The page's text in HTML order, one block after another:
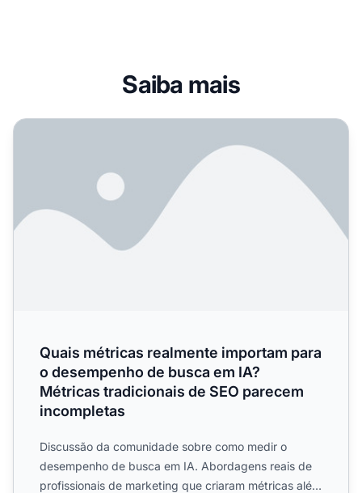
Saiba mais
Quais métricas realmente importam para o desempenho
Quais métricas realmente importam para
o desempenho de busca em IA?
Métricas tradicionais de SEO parecem
incompletas
Discussão da comunidade sobre como medir o
desempenho de busca em IA. Abordagens reais de
profissionais de marketing que criaram métricas além